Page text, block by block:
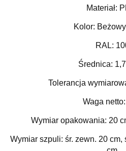
Materiał:
Kolor:
RAL:
Średnica:
Tolerancja
Waga
Wymiar opakowania: 20
Wymiar szpuli: śr. zewn. 20 cm,